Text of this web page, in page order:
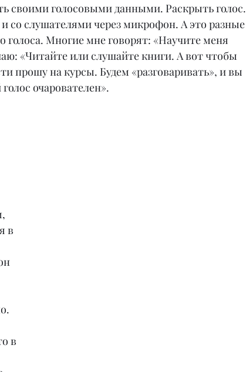
своими голосовыми данными. Раскрыть голос.
со слушателями через микрофон. А это разные
голоса. Многие мне говорят: «Научите меня
«Читайте или слушайте книги. А вот чтобы
прошу на курсы. Будем «разговаривать», и вы
очарователен».
в
в